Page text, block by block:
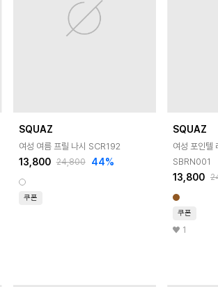
SQUAZ
여성 여름 프릴 나시 SCR192
13,800 24,800 44%
쿠폰
SQUAZ
여성 포인텔
SBRN001
13,800
쿠폰
1